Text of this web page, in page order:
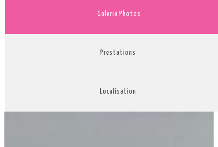
Galerie Photos
Prestations
Localisation